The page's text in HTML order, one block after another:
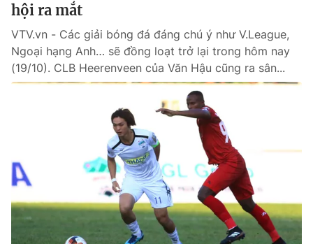
hội ra mắt
VTV.vn - Các giải bóng đá đáng chú ý như V.League,
Ngoại hạng Anh… sẽ đồng loạt trở lại trong hôm nay
(19/10). CLB Heerenveen của Văn Hậu cũng ra sân...